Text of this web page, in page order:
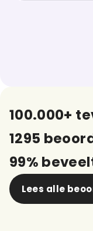
100.000+
1295
99%
Lees alle